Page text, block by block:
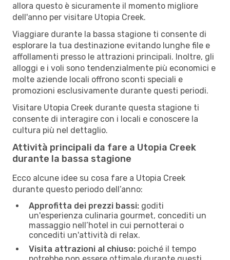
allora questo è sicuramente il momento migliore
dell'anno per visitare Utopia Creek.
Viaggiare durante la bassa stagione ti consente di
esplorare la tua destinazione evitando lunghe file e
affollamenti presso le attrazioni principali. Inoltre, gli
alloggi e i voli sono tendenzialmente più economici e
molte aziende locali offrono sconti speciali e
promozioni esclusivamente durante questi periodi.
Visitare Utopia Creek durante questa stagione ti
consente di interagire con i locali e conoscere la
cultura più nel dettaglio.
Attività principali da fare a Utopia Creek
durante la bassa stagione
Ecco alcune idee su cosa fare a Utopia Creek
durante questo periodo dell’anno:
Approfitta dei prezzi bassi: goditi
un'esperienza culinaria gourmet, concediti un
massaggio nell’hotel in cui pernotterai o
concediti un'attività di relax.
Visita attrazioni al chiuso: poiché il tempo